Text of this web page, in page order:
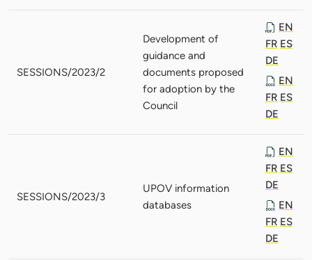
SESSIONS/2023/2
Development of
guidance and
documents proposed
for adoption by the
Council
EN
FR ES
DE
EN
FR ES
DE
SESSIONS/2023/3
UPOV information
databases
EN
FR ES
DE
EN
FR ES
DE